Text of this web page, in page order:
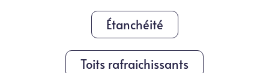
Étanchéité
Toits rafraichissants